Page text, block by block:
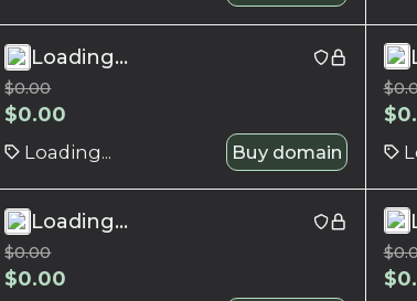
Loading...
$0.00
$0.00
Loading... Buy domain
$
$
Loading...
$0.00
$0.00
$
$